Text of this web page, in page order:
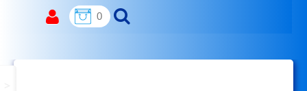
0